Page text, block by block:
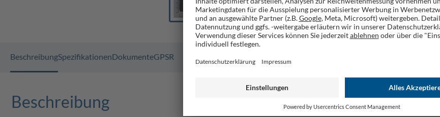
BeschreibungSpezifikationenDokumenteGPSR
Beschreibung